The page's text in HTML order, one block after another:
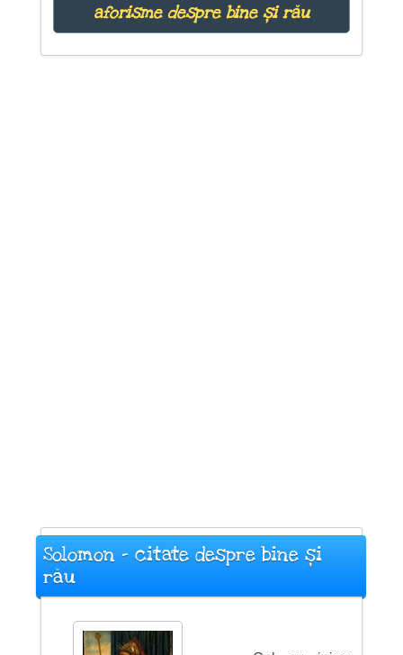
aforisme despre bine și rău
Solomon - citate despre bine și
rău